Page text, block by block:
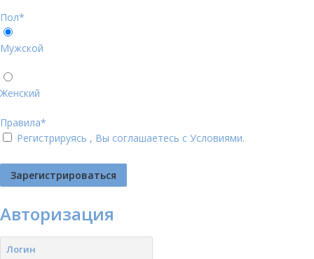
Пол*
Мужской
Женский
Правила*
Регистрируясь , Вы соглашаетесь с Условиями.
Авторизация